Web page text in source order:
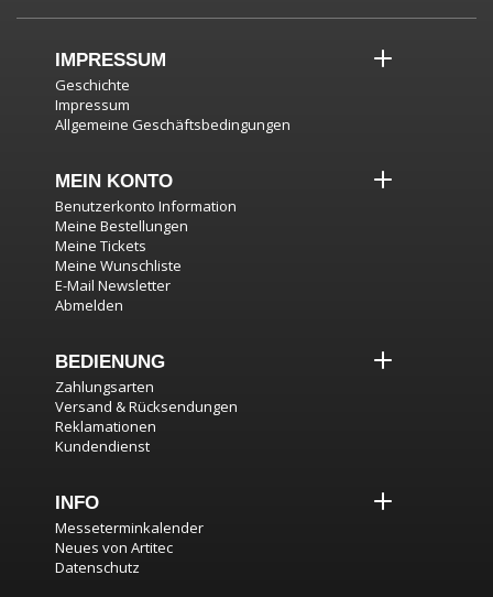
IMPRESSUM
Geschichte
Impressum
Allgemeine Geschäftsbedingungen
MEIN KONTO
Benutzerkonto Information
Meine Bestellungen
Meine Tickets
Meine Wunschliste
E-Mail Newsletter
Abmelden
BEDIENUNG
Zahlungsarten
Versand & Rücksendungen
Reklamationen
Kundendienst
INFO
Messeterminkalender
Neues von Artitec
Datenschutz